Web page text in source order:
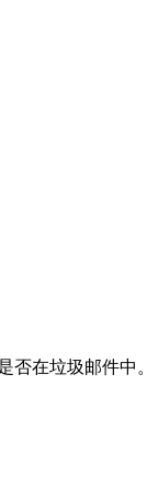
否在垃圾邮件中。